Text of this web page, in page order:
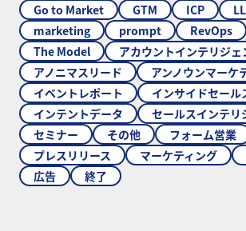
Go to Market
GTM ICP
marketing
prompt RevOps
The Model
アカウントインテリジェ
アノニマスリード
アンノウンマーケ
イベントレポート
インサイドセール
インテントデータ
セールスインテリ
セミナー
その他
フォーム営業
プレスリリース
マーケティング
広告
終了